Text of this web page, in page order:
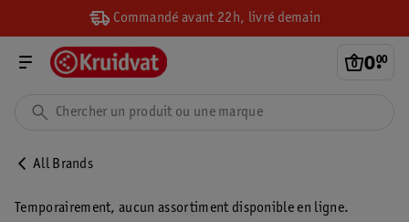
Commandé avant 22h, livré demain
0.
00
All Brands
Temporairement, aucun assortiment disponible en ligne.